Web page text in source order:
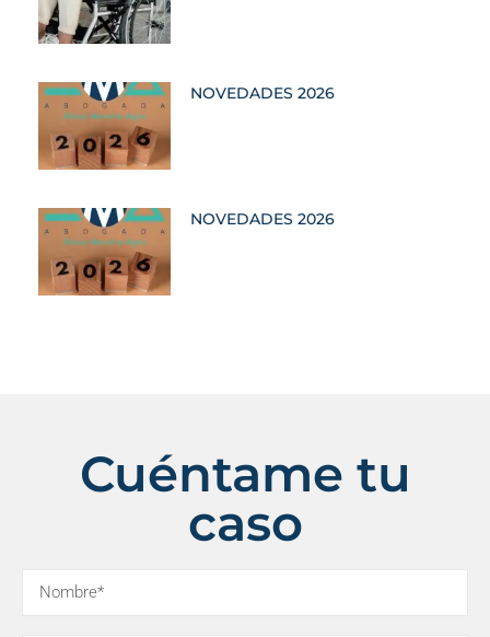
NOVEDADES 2026
NOVEDADES 2026
Cuéntame tu
caso